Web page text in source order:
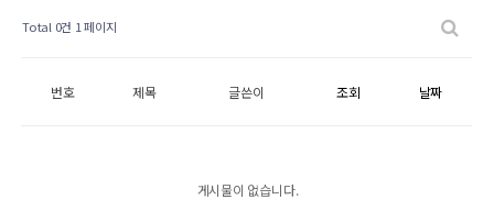
Total 0건 1 페이지
번호 제목 글쓴이 조회 날짜
게시물이 없습니다.